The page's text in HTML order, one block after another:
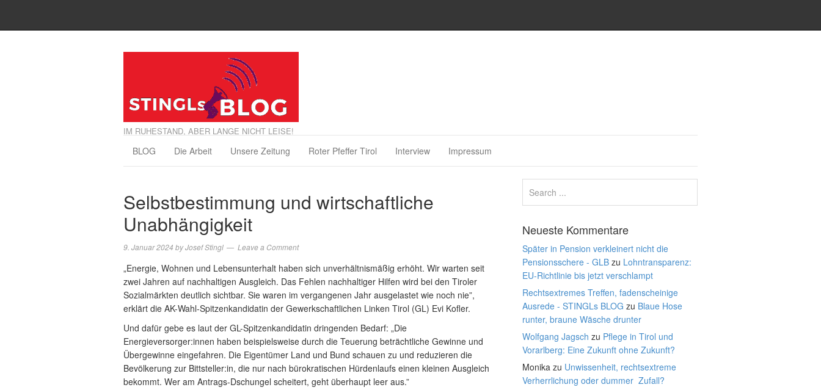
IM RUHESTAND, ABER LANGE NICHT LEISE!
BLOG Die Arbeit Unsere Zeitung Roter Pfeffer Tirol Interview Impressum
Selbstbestimmung und wirtschaftliche
Unabhängigkeit
9. Januar 2024 byJosef Stingl Leave a Comment
„Energie, Wohnen und Lebensunterhalt haben sich unverhältnismäßig erhöht. Wir warten seit
zwei Jahren auf nachhaltigen Ausgleich. Das Fehlen nachhaltiger Hilfen wird bei den Tiroler
Sozialmärkten deutlich sichtbar. Sie waren im vergangenen Jahr ausgelastet wie noch nie”,
erklärt die AK-Wahl-Spitzenkandidatin der Gewerkschaftlichen Linken Tirol (GL) Evi Kofler.
Und dafür gebe es laut der GL-Spitzenkandidatin dringenden Bedarf: „Die
Energieversorger:innen haben beispielsweise durch die Teuerung beträchtliche Gewinne und
Übergewinne eingefahren. Die Eigentümer Land und Bund schauen zu und reduzieren die
Bevölkerung zur Bittsteller:in, die nur nach bürokratischen Hürdenlaufs einen kleinen Ausgleich
bekommt. Wer am Antrags-Dschungel scheitert, geht überhaupt leer aus.”
Neueste Kommentare
Später in Pension verkleinert nicht die
Pensionsschere - GLB zu Lohntransparenz:
EU-Richtlinie bis jetzt verschlampt
Rechtsextremes Treffen, fadenscheinige
Ausrede - STINGLs BLOG zu Blaue Hose
runter, braune Wäsche drunter
Wolfgang Jagsch zu Pflege in Tirol und
Vorarlberg: Eine Zukunft ohne Zukunft?
Monika zu Unwissenheit, rechtsextreme
Verherrlichung oder dummer Zufall?